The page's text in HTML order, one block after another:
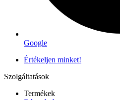
Google
Értékeljen minket!
Szolgáltatások
Termékek